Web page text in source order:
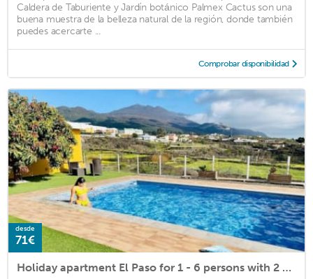
Caldera de Taburiente y Jardín botánico Palmex Cactus son una
buena muestra de la belleza natural de la región, donde también
puedes acercarte ...
Comprobar disponibilidad
desde
71€
Holiday apartment El Paso for 1 - 6 persons with 2 bedrooms - Holiday apartment